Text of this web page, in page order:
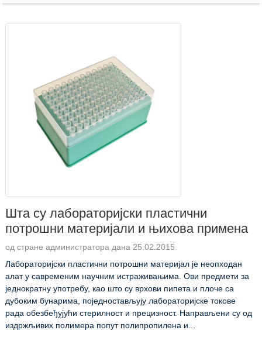
Шта су лабораторијски пластични
потрошни материјали и њихова примена
од стране администратора дана 25.02.2015.
Лабораторијски пластични потрошни материјал је неопходан
алат у савременим научним истраживањима. Ови предмети за
једнократну употребу, као што су врхови пипета и плоче са
дубоким бунарима, поједностављују лабораторијске токове
рада обезбеђујући стерилност и прецизност. Направљени су од
издржљивих полимера попут полипропилена и...